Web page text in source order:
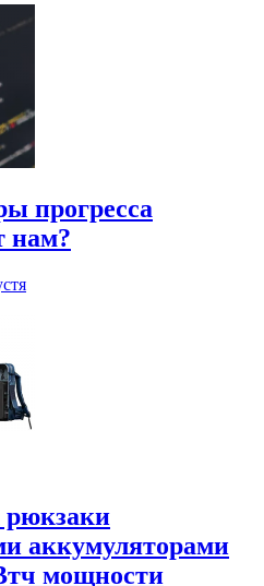
прогресса
нам?
рюкзаки
аккумуляторами
мощности